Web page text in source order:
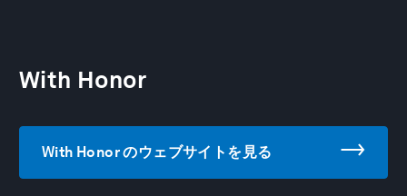
With Honor
With Honor のウェブサイトを見る